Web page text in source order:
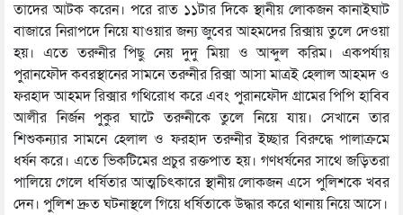
তাদের আটক করেন। পরে রাত ১১টার দিকে স্থানীয় লোকজন কানাইঘাট
বাজারে নিরাপদে নিয়ে যাওয়ার জন্য জুবের আহমদের রিক্সায় তুলে দেওয়া
হয়। এতে তরুনীর পিছু নেয় দুদু মিয়া ও আব্দুল করিম। একপর্যায়
পুরানফৌদ কবরস্থানের সামনে তরুনীর রিক্সা আসা মাত্রই হেলাল আহমদ ও
ফরহাদ আহমদ রিক্সার গথিরোধ করে এবং পুরানফৌদ গ্রামের পিপি হাবিব
আলীর নির্জন পুকুর ঘাটে তরুনীকে তুলে নিয়ে যায়। সেখানে তার
শিশুকন্যার সামনে হেলাল ও ফরহাদ তরুনীর ইচ্ছার বিরুদ্ধে পালাক্রমে
ধর্ষন করে। এতে ভিকটিমের প্রচুর রক্তপাত হয়। গণধর্ষনের সাথে জড়িতরা
পালিয়ে গেলে ধর্ষিতার আত্মচিৎকারে স্থানীয় লোকজন এসে পুলিশকে খবর
দেন। পুলিশ দ্রুত ঘটনাস্থলে গিয়ে ধর্ষিতাকে উদ্ধার করে থানায় নিয়ে আসে।